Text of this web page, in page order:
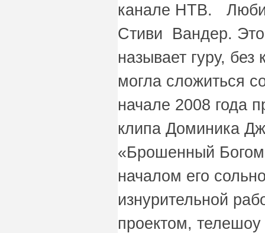
канале НТВ.
Стиви Вандер.
называет гуру,
могла сложиться
начале 2008 года
клипа Доминика
«Брошенный
началом его
изнурительной
проектом,